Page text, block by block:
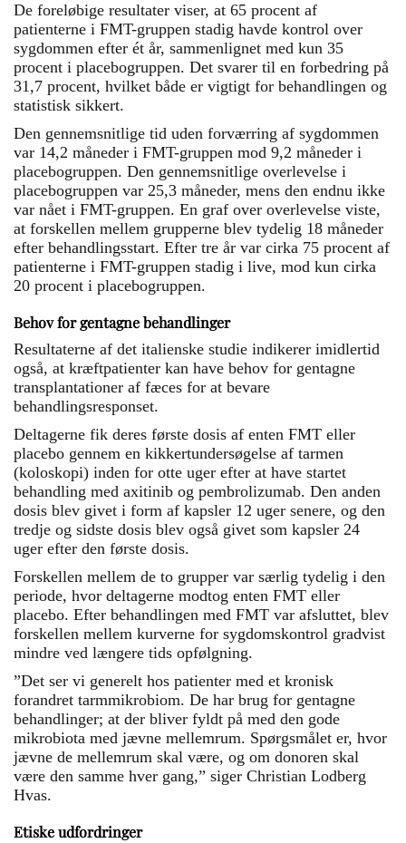
De foreløbige resultater viser, at 65 procent af
patienterne i FMT-gruppen stadig havde kontrol over
sygdommen efter ét år, sammenlignet med kun 35
procent i placebogruppen. Det svarer til en forbedring på
31,7 procent, hvilket både er vigtigt for behandlingen og
statistisk sikkert.
Den gennemsnitlige tid uden forværring af sygdommen
var 14,2 måneder i FMT-gruppen mod 9,2 måneder i
placebogruppen. Den gennemsnitlige overlevelse i
placebogruppen var 25,3 måneder, mens den endnu ikke
var nået i FMT-gruppen. En graf over overlevelse viste,
at forskellen mellem grupperne blev tydelig 18 måneder
efter behandlingsstart. Efter tre år var cirka 75 procent af
patienterne i FMT-gruppen stadig i live, mod kun cirka
20 procent i placebogruppen.
Behov for gentagne behandlinger
Resultaterne af det italienske studie indikerer imidlertid
også, at kræftpatienter kan have behov for gentagne
transplantationer af fæces for at bevare
behandlingsresponset.
Deltagerne fik deres første dosis af enten FMT eller
placebo gennem en kikkertundersøgelse af tarmen
(koloskopi) inden for otte uger efter at have startet
behandling med axitinib og pembrolizumab. Den anden
dosis blev givet i form af kapsler 12 uger senere, og den
tredje og sidste dosis blev også givet som kapsler 24
uger efter den første dosis.
Forskellen mellem de to grupper var særlig tydelig i den
periode, hvor deltagerne modtog enten FMT eller
placebo. Efter behandlingen med FMT var afsluttet, blev
forskellen mellem kurverne for sygdomskontrol gradvist
mindre ved længere tids opfølgning.
”Det ser vi generelt hos patienter med et kronisk
forandret tarmmikrobiom. De har brug for gentagne
behandlinger; at der bliver fyldt på med den gode
mikrobiota med jævne mellemrum. Spørgsmålet er, hvor
jævne de mellemrum skal være, og om donoren skal
være den samme hver gang,” siger Christian Lodberg
Hvas.
Etiske udfordringer